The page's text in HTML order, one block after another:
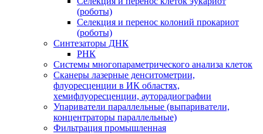
(роботы)
Селекция и перенос колоний прокариот
(роботы)
Синтезаторы ДНК
РНК
Системы многопараметрического анализа клеток
Сканеры лазерные денситометрии,
флуоресценции в ИК областях,
хемифлуоресценции, ауторадиографии
Упариватели параллельные (выпариватели,
концентраторы параллельные)
Фильтрация промышленная